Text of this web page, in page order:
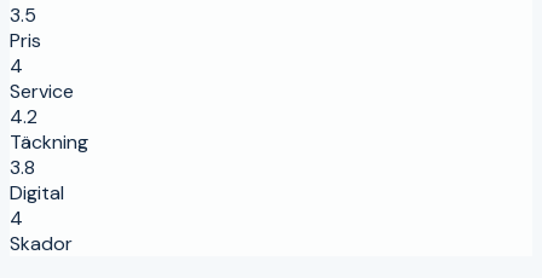
3.5
Pris
4
Service
4.2
Täckning
3.8
Digital
4
Skador